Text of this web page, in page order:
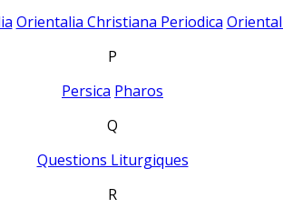
Orientalia Christiana Periodica
P
Persica Pharos
Q
Questions Liturgiques
R